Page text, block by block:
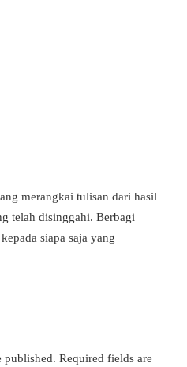
merangkai tulisan dari hasil
telah disinggahi. Berbagi
siapa saja yang
published. Required fields are